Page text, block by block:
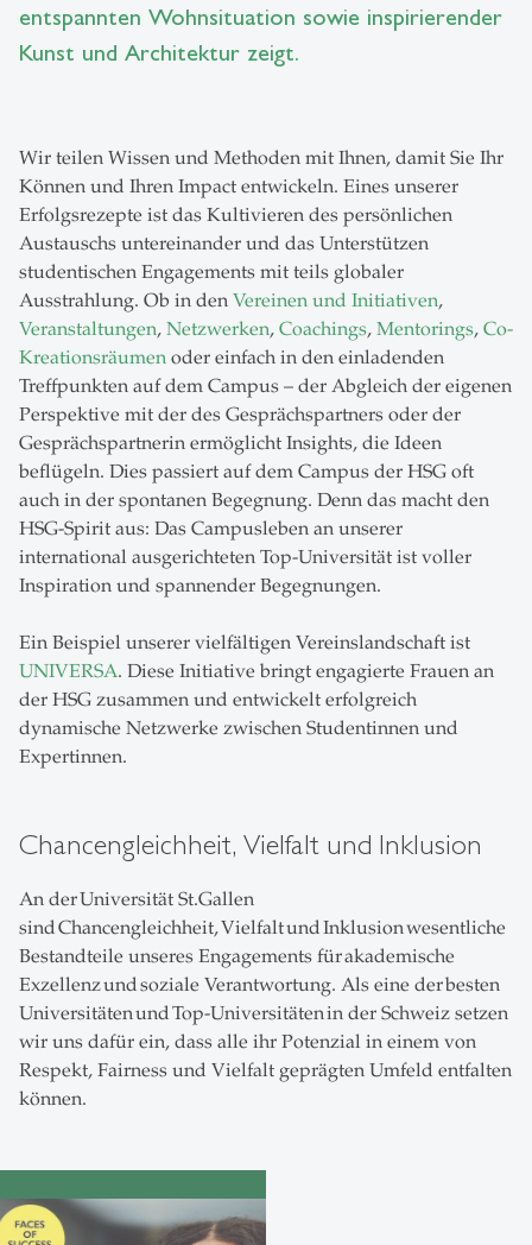
entspannten Wohnsituation sowie inspirierender
Kunst und Architektur zeigt.
Wir teilen Wissen und Methoden mit Ihnen, damit Sie Ihr
Können und Ihren Impact entwickeln. Eines unserer
Erfolgsrezepte ist das Kultivieren des persönlichen
Austauschs untereinander und das Unterstützen
studentischen Engagements mit teils globaler
Ausstrahlung. Ob in den Vereinen und Initiativen,
Veranstaltungen, Netzwerken, Coachings, Mentorings, Co-
Kreationsräumen oder einfach in den einladenden
Treffpunkten auf dem Campus – der Abgleich der eigenen
Perspektive mit der des Gesprächspartners oder der
Gesprächspartnerin ermöglicht Insights, die Ideen
beflügeln. Dies passiert auf dem Campus der HSG oft
auch in der spontanen Begegnung. Denn das macht den
HSG-Spirit aus: Das Campusleben an unserer
international ausgerichteten Top-Universität ist voller
Inspiration und spannender Begegnungen.
Ein Beispiel unserer vielfältigen Vereinslandschaft ist
UNIVERSA. Diese Initiative bringt engagierte Frauen an
der HSG zusammen und entwickelt erfolgreich
dynamische Netzwerke zwischen Studentinnen und
Expertinnen.
Chancengleichheit, Vielfalt und Inklusion
An der Universität St.Gallen
sind Chancengleichheit, Vielfalt und Inklusion wesentliche
Bestandteile unseres Engagements für akademische
Exzellenz und soziale Verantwortung. Als eine der besten
Universitäten und Top-Universitäten in der Schweiz setzen
wir uns dafür ein, dass alle ihr Potenzial in einem von
Respekt, Fairness und Vielfalt geprägten Umfeld entfalten
können.